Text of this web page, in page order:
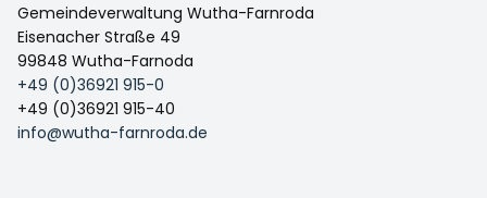
Gemeindeverwaltung Wutha-Farnroda
Eisenacher Straße 49
99848 Wutha-Farnoda
+49 (0)36921 915-0
+49 (0)36921 915-40
info@wutha-farnroda.de